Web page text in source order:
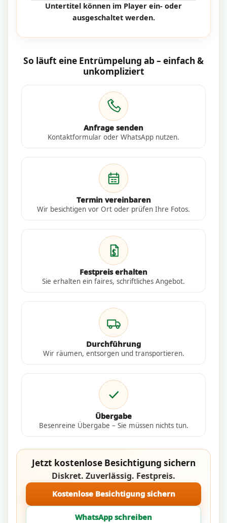
Untertitel können im Player ein- oder
ausgeschaltet werden.
So läuft eine Entrümpelung ab – einfach &
unkompliziert
Anfrage senden
Kontaktformular oder WhatsApp nutzen.
Termin vereinbaren
Wir besichtigen vor Ort oder prüfen Ihre Fotos.
Festpreis erhalten
Sie erhalten ein faires, schriftliches Angebot.
Durchführung
Wir räumen, entsorgen und transportieren.
Übergabe
Besenreine Übergabe – Sie müssen nichts tun.
Jetzt kostenlose Besichtigung sichern
Diskret. Zuverlässig. Festpreis.
Kostenlose Besichtigung sichern
WhatsApp schreiben